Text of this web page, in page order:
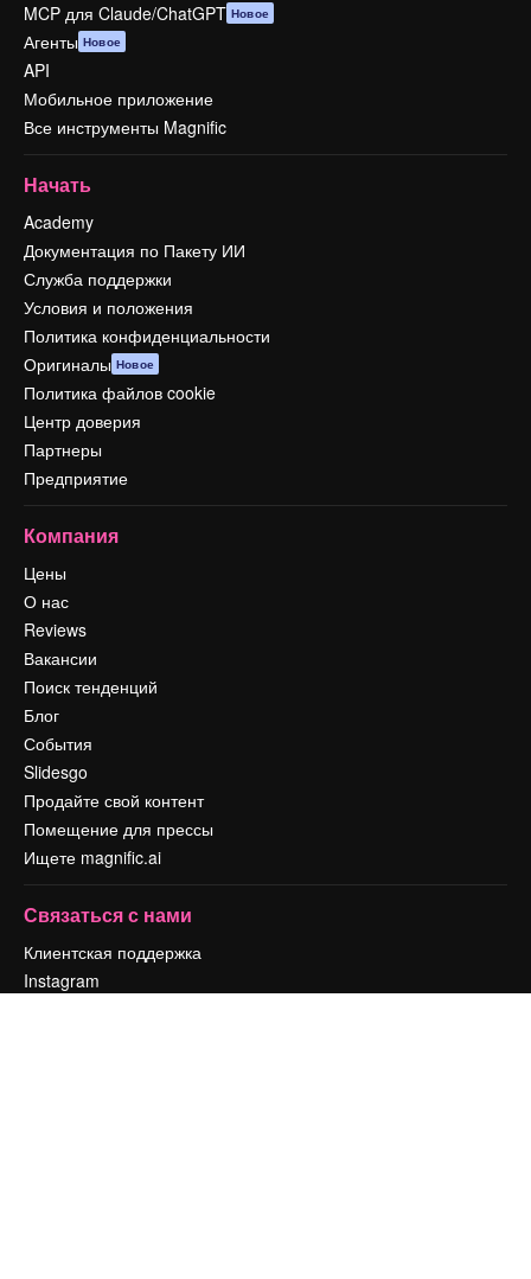
MCP для Claude/ChatGPT Новое
Агенты Новое
API
Мобильное приложение
Все инструменты Magnific
Начать
Academy
Документация по Пакету ИИ
Служба поддержки
Условия и положения
Политика конфиденциальности
Оригиналы Новое
Политика файлов cookie
Центр доверия
Партнеры
Предприятие
Компания
Цены
О нас
Reviews
Вакансии
Поиск тенденций
Блог
События
Slidesgo
Продайте свой контент
Помещение для прессы
Ищете magnific.ai
Связаться с нами
Клиентская поддержка
Instagram